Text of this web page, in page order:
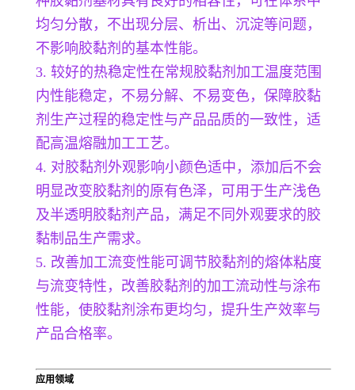
均匀分散，不出现分层、析出、沉淀等问题，
不影响胶黏剂的基本性能。
3. 较好的热稳定性在常规胶黏剂加工温度范围
内性能稳定，不易分解、不易变色，保障胶黏
剂生产过程的稳定性与产品品质的一致性，适
配高温熔融加工工艺。
4. 对胶黏剂外观影响小颜色适中，添加后不会
明显改变胶黏剂的原有色泽，可用于生产浅色
及半透明胶黏剂产品，满足不同外观要求的胶
黏制品生产需求。
5. 改善加工流变性能可调节胶黏剂的熔体粘度
与流变特性，改善胶黏剂的加工流动性与涂布
性能，使胶黏剂涂布更均匀，提升生产效率与
产品合格率。
应用领域